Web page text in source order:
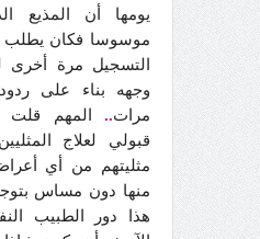
يومها أن المذيع
موسوسا فكان يطلب
التسجيل مرة أخرى
مرات.. المهم قلت
قبولي لعلاج
مثليتهم من أي
منها دون مساس
هذا دور الطبيب